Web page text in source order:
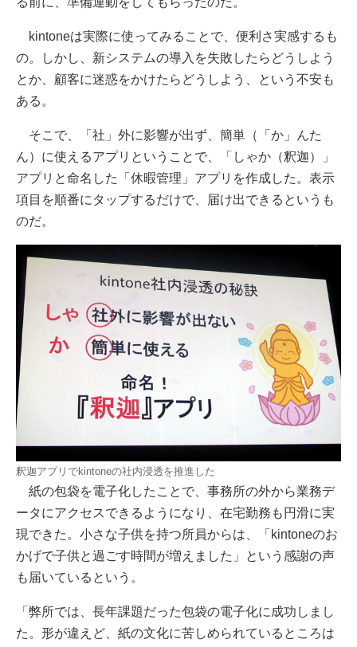
kintoneは実際に使ってみることで、便利さ実感するも
の。しかし、新システムの導入を失敗したらどうしよう
とか、顧客に迷惑をかけたらどうしよう、という不安も
ある。
そこで、「社」外に影響が出ず、簡単（「か」んた
ん）に使えるアプリということで、「しゃか（釈迦）」
アプリと命名した「休暇管理」アプリを作成した。表示
項目を順番にタップするだけで、届け出できるというも
のだ。
釈迦アプリでkintoneの社内浸透を推進した
紙の包袋を電子化したことで、事務所の外から業務デ
ータにアクセスできるようになり、在宅勤務も円滑に実
現できた。小さな子供を持つ所員からは、「kintoneのお
かげで子供と過ごす時間が増えました」という感謝の声
も届いているという。
「弊所では、長年課題だった包袋の電子化に成功しまし
た。形が違えど、紙の文化に苦しめられているところは